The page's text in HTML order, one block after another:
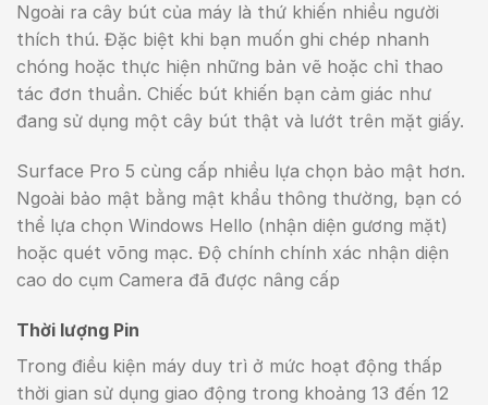
Ngoài ra cây bút của máy là thứ khiến nhiều người
thích thú. Đặc biệt khi bạn muốn ghi chép nhanh
chóng hoặc thực hiện những bản vẽ hoặc chỉ thao
tác đơn thuần. Chiếc bút khiến bạn cảm giác như
đang sử dụng một cây bút thật và lướt trên mặt giấy.
Surface Pro 5 cùng cấp nhiều lựa chọn bảo mật hơn.
Ngoài bảo mật bằng mật khẩu thông thường, bạn có
thể lựa chọn Windows Hello (nhận diện gương mặt)
hoặc quét võng mạc. Độ chính chính xác nhận diện
cao do cụm Camera đã được nâng cấp
Thời lượng Pin
Trong điều kiện máy duy trì ở mức hoạt động thấp
thời gian sử dụng giao động trong khoảng 13 đến 12